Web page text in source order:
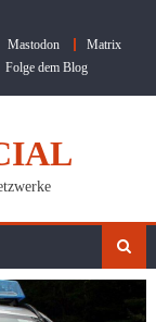
Mastodon
Matrix
Folge dem Blog